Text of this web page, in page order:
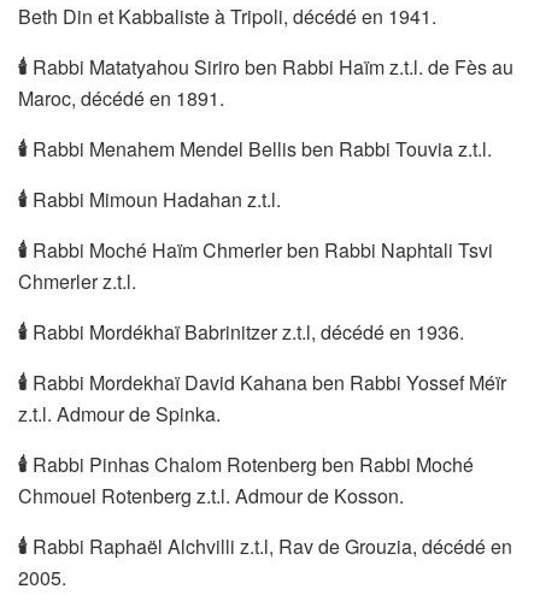
Beth Din et Kabbaliste à Tripoli, décédé en 1941.
🕯 Rabbi Matatyahou Siriro ben Rabbi Haïm z.t.l. de Fès au
Maroc, décédé en 1891.
🕯 Rabbi Menahem Mendel Bellis ben Rabbi Touvia z.t.l.
🕯 Rabbi Mimoun Hadahan z.t.l.
🕯 Rabbi Moché Haïm Chmerler ben Rabbi Naphtali Tsvi
Chmerler z.t.l.
🕯 Rabbi Mordékhaï Babrinitzer z.t.l, décédé en 1936.
🕯 Rabbi Mordekhaï David Kahana ben Rabbi Yossef Méïr
z.t.l. Admour de Spinka.
🕯 Rabbi Pinhas Chalom Rotenberg ben Rabbi Moché
Chmouel Rotenberg z.t.l. Admour de Kosson.
🕯 Rabbi Raphaël Alchvilli z.t.l, Rav de Grouzia, décédé en
2005.